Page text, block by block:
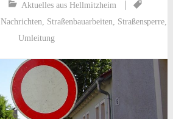
Aktuelles aus Hellmitzheim
, Straßenbauarbeiten, Straßensperre,
Umleitung